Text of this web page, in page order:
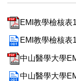
EMI教學檢核表
EMI教學檢核表
中山醫學大學
中山醫學大學